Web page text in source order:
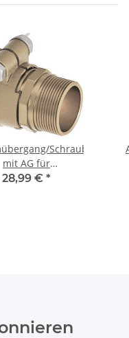
mit AG für
28,99 € *